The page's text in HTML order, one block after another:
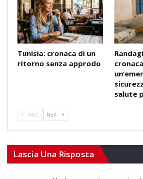
Tunisia: cronaca di un
ritorno senza approdo
salute
PREV NEXT
Lascia Una Risposta